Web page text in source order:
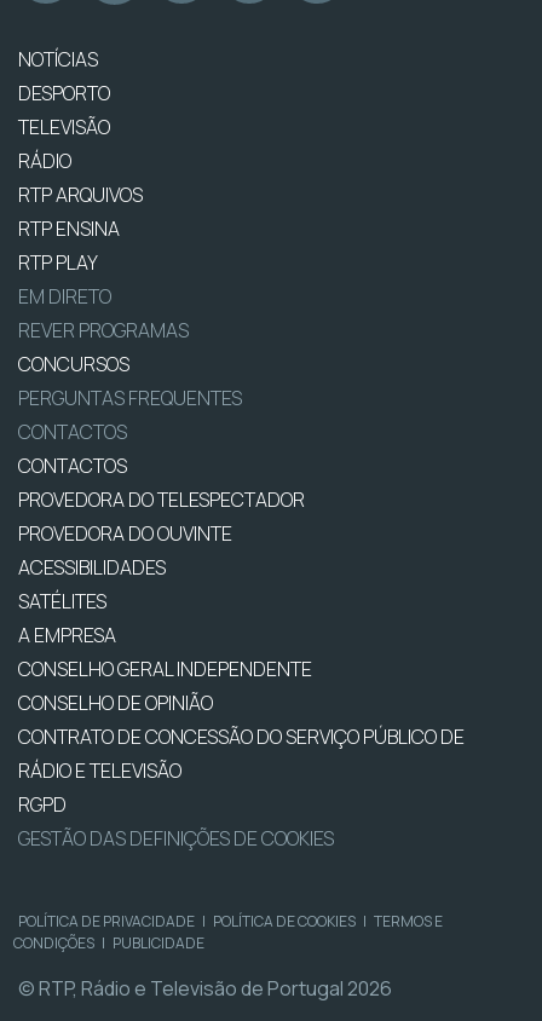
NOTÍCIAS
DESPORTO
TELEVISÃO
RÁDIO
RTP ARQUIVOS
RTP ENSINA
RTP PLAY
EM DIRETO
REVER PROGRAMAS
CONCURSOS
PERGUNTAS FREQUENTES
CONTACTOS
CONTACTOS
PROVEDORA DO TELESPECTADOR
PROVEDORA DO OUVINTE
ACESSIBILIDADES
SATÉLITES
A EMPRESA
CONSELHO GERAL INDEPENDENTE
CONSELHO DE OPINIÃO
CONTRATO DE CONCESSÃO DO SERVIÇO PÚBLICO DE
RÁDIO E TELEVISÃO
RGPD
GESTÃO DAS DEFINIÇÕES DE COOKIES
POLÍTICA DE PRIVACIDADE | POLÍTICA DE COOKIES | TERMOS E
CONDIÇÕES | PUBLICIDADE
© RTP, Rádio e Televisão de Portugal 2026